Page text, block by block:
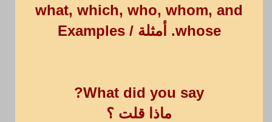
what, which, who, whom, and
whose. أمثلة / Examples
What did you say?
ماذا قلت ؟